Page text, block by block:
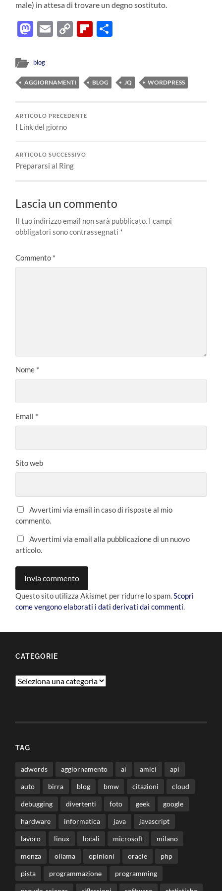
male) in attesa di trovare un degno sostituto.
Mastodon
EmailCopyFlipboard
blog
AGGIORNAMENTI BLOG JQ WORDPRESS
ARTICOLO PRECEDENTE
I Link del giorno
ARTICOLO SUCCESSIVO
Prepararsi al Ring
Lascia un commento
Il tuo indirizzo email non sarà pubblicato. I campi
obbligatori sono contrassegnati *
Commento *
Nome *
Email *
Sito web
Avvertimi via email in caso di risposte al mio
commento.
Avvertimi via email alla pubblicazione di un nuovo
articolo.
Questo sito utilizza Akismet per ridurre lo spam.Scopri
come vengono elaborati i dati derivati dai commenti.
CATEGORIE
Categorie
TAG
adwords aggiornamento ai amici api
auto birra blog bmw citazioni cloud
debugging divertenti foto geek google
hardware informatica java javascript
lavoro linux locali microsoft milano
monza ollama opinioni oracle php
pista programmazione programming